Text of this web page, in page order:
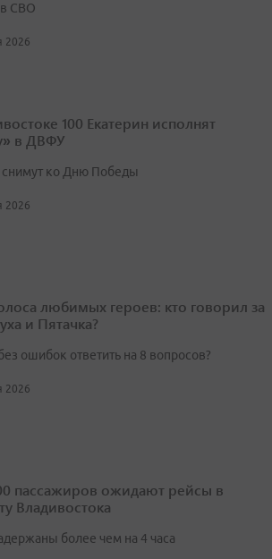
СВО
2026
100 Екатерин исполнят
в ДВФУ
ко Дню Победы
2026
любимых героев: кто говорил за
и Пятачка?
ошибок ответить на 8 вопросов?
2026
пассажиров ожидают рейсы в
Владивостока
более чем на 4 часа